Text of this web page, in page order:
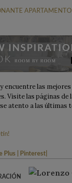
y encuentre las
Visite las páginas de
atento a las últimas
Plus Pinterest